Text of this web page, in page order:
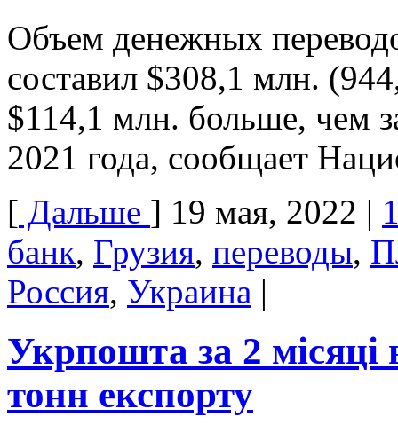
Объем денежных
составил $308,1 млн.
$114,1 млн. больше, чем
2021 года, сообщает
[ Дальше ] 19 мая, 2022 |
банк, Грузия, переводы,
Россия, Украина |
Укрпошта за 2 місяці
тонн експорту